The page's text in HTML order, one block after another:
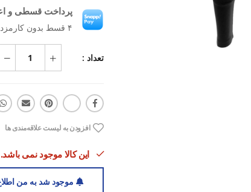
پرداخت قسطی و
۴ قسط بدون کارمزد، ماهانه ۲۶۲٬۴۲۵ تومان
تعداد :
افزودن به لیست علاقه‌مندی ها
این کالا موجود نمی باشد.
موجود شد به من